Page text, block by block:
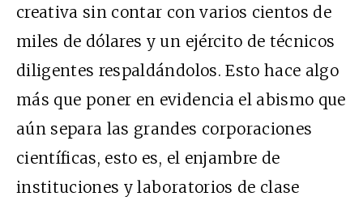
creativa sin contar con varios cientos de
miles de dólares y un ejército de técnicos
diligentes respaldándolos. Esto hace algo
más que poner en evidencia el abismo que
aún separa las grandes corporaciones
científicas, esto es, el enjambre de
instituciones y laboratorios de clase